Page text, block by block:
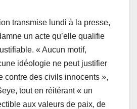
transmise lundi à la presse,
un acte qu’elle qualifie
« Aucun motif,
idéologie ne peut justifier
contre des civils innocents »,
tout en réitérant « un
aux valeurs de paix, de